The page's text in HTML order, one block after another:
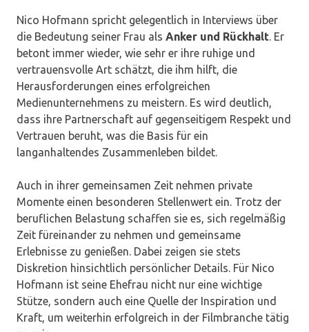
Nico Hofmann spricht gelegentlich in Interviews über
die Bedeutung seiner Frau als Anker und Rückhalt. Er
betont immer wieder, wie sehr er ihre ruhige und
vertrauensvolle Art schätzt, die ihm hilft, die
Herausforderungen eines erfolgreichen
Medienunternehmens zu meistern. Es wird deutlich,
dass ihre Partnerschaft auf gegenseitigem Respekt und
Vertrauen beruht, was die Basis für ein
langanhaltendes Zusammenleben bildet.
Auch in ihrer gemeinsamen Zeit nehmen private
Momente einen besonderen Stellenwert ein. Trotz der
beruflichen Belastung schaffen sie es, sich regelmäßig
Zeit füreinander zu nehmen und gemeinsame
Erlebnisse zu genießen. Dabei zeigen sie stets
Diskretion hinsichtlich persönlicher Details. Für Nico
Hofmann ist seine Ehefrau nicht nur eine wichtige
Stütze, sondern auch eine Quelle der Inspiration und
Kraft, um weiterhin erfolgreich in der Filmbranche tätig